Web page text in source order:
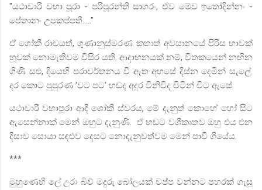
"යථාවාරී වහා පූරා - පරිපූරන්ති සාගරං,ඒව මේව ඉතෝදින්නං -
පේතානං උපකප්පතී....."
ඒ ශෝකී රාවයත්,ගුණානුස්මරණ කතාත් අවසානයේ පිරිස හාවක්
හූවක් නොමැතිවම විසිර යති. ආදාහනයක් නම්, චිතකයෙන් නඟින
ගිණි සළු,දියෙහි පරාවර්තනය වී ඈත අහසේ දිස්න දෙමින් සැලේ.
දර කොට පුපුරණ 'චට පට' හඬද අදුර විනිවිද විටින් විට ඇසේ.
‍යථාවාරී වහාපූරා ආදී ශෝකී ස්වරය,මේ දැනුත් කොහේ හෝ සිට
ඇසෙන්නාක් මෙන් ඔහුට දැනුණි.
ඒ හඬට වශීකෘතව ඔහු එය එන
දිසාව සොයා සඳළුව දෙසට නොදැනුවත්වම මෙන් පාවී ගියේය.
***
මුහුණෙහි ලේ උරා බිව් මදුරු බෝලයක් චප්ප වන්නට පහරක් ගැසූ